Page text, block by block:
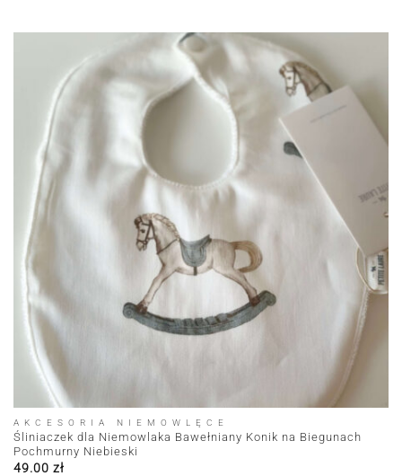
AKCESORIA NIEMOWLĘCE
Śliniaczek dla Niemowlaka Bawełniany Konik na Biegunach
Pochmurny Niebieski
49.00 zł